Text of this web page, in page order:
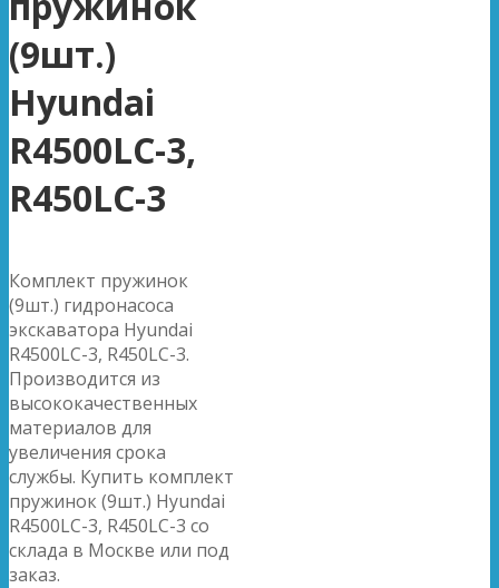
(9шт.)
Hyundai
R4500LC-3,
R450LC-3
Комплект пружинок
(9шт.) гидронасоса
экскаватора Hyundai
R4500LC-3, R450LC-3.
Производится из
высококачественных
материалов для
увеличения срока
службы. Купить комплект
пружинок (9шт.) Hyundai
R4500LC-3, R450LC-3 со
склада в Москве или под
заказ.